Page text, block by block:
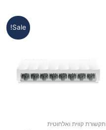
Sale!
תקשורת קווית ואלחוטית